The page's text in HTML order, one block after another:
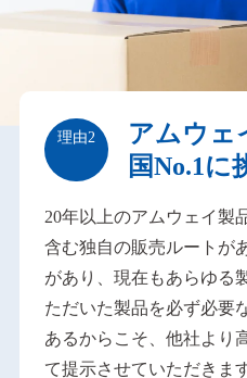
理由2
アムウェ
国No.1に
20年以上のアムウェイ製
含む独自の販売ルートが
があり、現在もあらゆる
ただいた製品を必ず必要
あるからこそ、他社より
て提示させていただきま